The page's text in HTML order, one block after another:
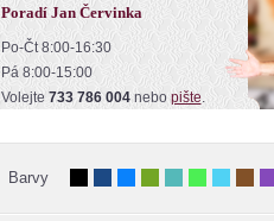
Poradí Jan Červinka
Po-Čt 8:00-16:30
Pá 8:00-15:00
Volejte 733 786 004nebo pište.
Barvy